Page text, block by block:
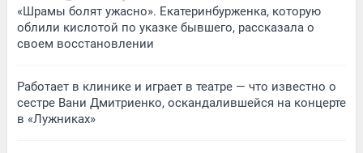
«Шрамы болят ужасно». Екатеринбурженка, которую
облили кислотой по указке бывшего, рассказала о
своем восстановлении
Работает в клинике и играет в театре — что известно о
сестре Вани Дмитриенко, оскандалившейся на концерте
в «Лужниках»